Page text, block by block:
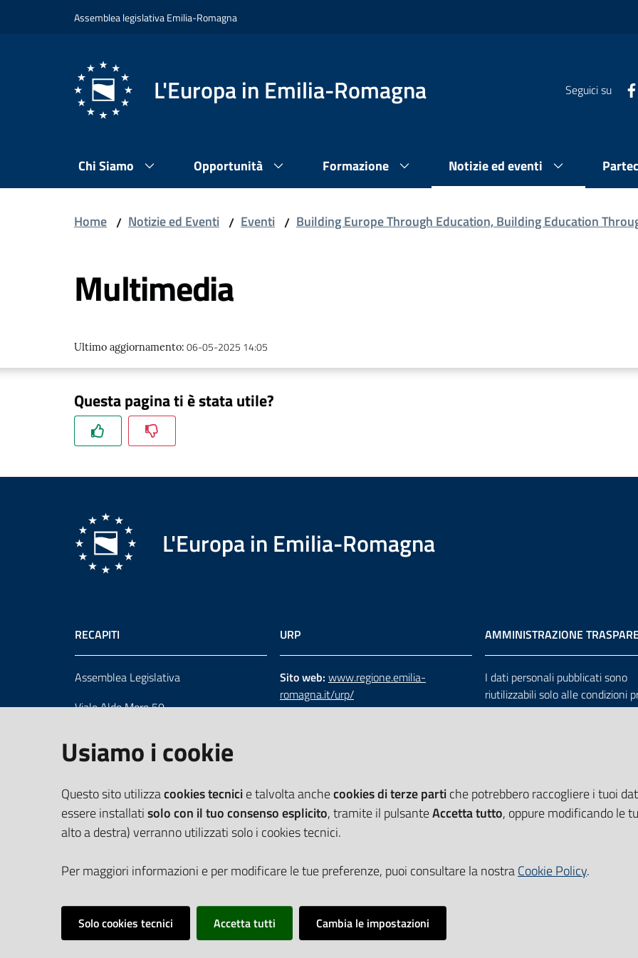
Vai al contenuto
Vai alla navigazioneAssemblea legislativa Emilia-Romagna
L'Europa in Emilia-Romagna Seguici su
Chi Siamo Opportunità Formazione Notizie ed eventi
Home / Notizie ed Eventi / Eventi / Building Europe Through Education, Building Education
Multimedia
Ultimo aggiornamento: 06-05-2025 14:05
Questa pagina ti è stata utile?
L'Europa in Emilia-Romagna
RECAPITI
Assemblea Legislativa
Viale Aldo Moro 50
Centralino 051 5275226
Cerca telefoni e indirizzi
URP
Sito web: www.regione.emilia-
romagna.it/urp/
Numero verde:800.66.22.00
AMMINISTRAZIONE
I dati personali pubblicati sono
riutilizzabili solo alle condizioni
dalla direttiva comunitaria
Vai alla pagina
Usiamo i cookie
Questo sito utilizzacookies tecnicie talvolta anchecookies di terze partiche potrebbero raccogliere i tuoi
essere installatisolo con il tuo consenso esplicito, tramite il pulsanteAccetta tutto, oppure modificando le
alto a destra) verranno utilizzati solo i cookies tecnici.
Per maggiori informazioni e per modificare le tue preferenze, puoi consultare la nostraCookie Policy.
Solo cookies tecnici Accetta tutti Cambia le impostazioni